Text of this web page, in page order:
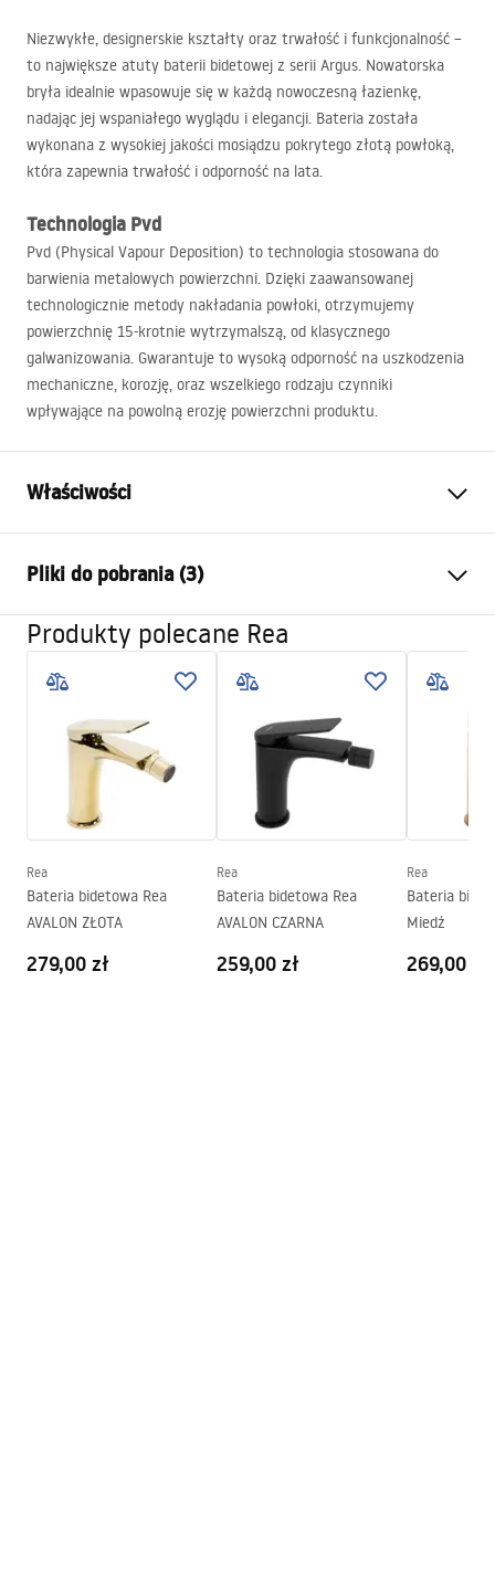
Niezwykłe, designerskie kształty oraz trwałość i funkcjonalność –
to największe atuty baterii bidetowej z serii Argus. Nowatorska
bryła idealnie wpasowuje się w każdą nowoczesną łazienkę,
nadając jej wspaniałego wyglądu i elegancji. Bateria została
wykonana z wysokiej jakości mosiądzu pokrytego złotą powłoką,
która zapewnia trwałość i odporność na lata.
Technologia Pvd
Pvd (Physical Vapour Deposition) to technologia stosowana do
barwienia metalowych powierzchni. Dzięki zaawansowanej
technologicznie metody nakładania powłoki, otrzymujemy
powierzchnię 15-krotnie wytrzymalszą, od klasycznego
galwanizowania. Gwarantuje to wysoką odporność na uszkodzenia
mechaniczne, korozję, oraz wszelkiego rodzaju czynniki
wpływające na powolną erozję powierzchni produktu.
Właściwości
Sposób montażu:
Kolor:
Złoty szczotkowany
Rodzaj wylewki:
Ruchoma
Materiał:
Mosiądz
Zasięg wylewki:
110mm
Wysokość (mm):
mm
PVD
Średnica podłączenia:
3/8 cala
Model
Pliki do pobrania (3)
Instrukcja montażu
Warunki gwarancji
Warranty_Terms_and_Conditions_Faucets_-_5.pdf
Pielęgnacja
Produkty polecane Rea
Rea
Bateria bidetowa Rea
AVALON ZŁOTA
279,00 zł
Rea
Bateria bidetowa Rea
AVALON CZARNA
259,00 zł
Rea
Bateria
Miedź
269,00 zł